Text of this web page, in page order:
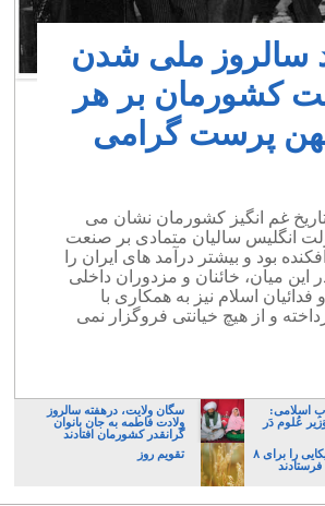
سالروز ملی شدن
کشورمان بر هر
پرست گرامی
تاریخ غم انگیز کشورمان نشان می
انگلیس سالیان متمادی بر صنعت
بود و بیشتر درآمد های ایران را
این میان، خائنان و مزدوران داخلی
اسلام نیز به همکاری با
و از هیچ خیانتی فروگزار نمی
اسلامی:
عُلوم دَر
سگان ولایت، درهفته سالروز
ولادت فاطمه به جان بانوان
گرانقدر کشورمان افتادند
کشیش ایرانی آمریکایی را برای ۸
تقویم روز